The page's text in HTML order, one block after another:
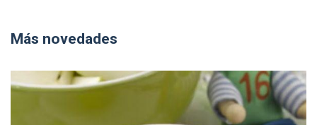
Más novedades